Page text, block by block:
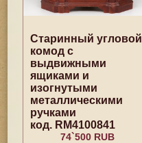
Старинный угловой
комод с
выдвижными
ящиками и
изогнутыми
металлическими
ручками
код. RM4100841
74`500 RUB